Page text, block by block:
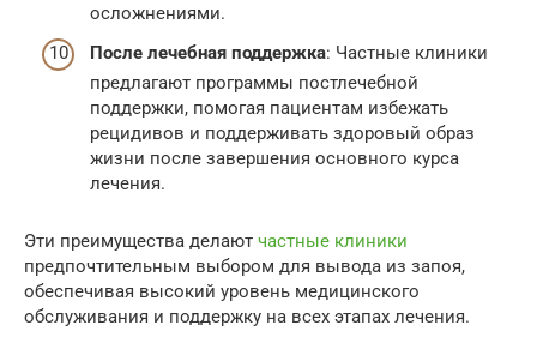
осложнениями.
После лечебная поддержка: Частные клиники
предлагают программы постлечебной
поддержки, помогая пациентам избежать
рецидивов и поддерживать здоровый образ
жизни после завершения основного курса
лечения.
Эти преимущества делают частные клиники
предпочтительным выбором для вывода из запоя,
обеспечивая высокий уровень медицинского
обслуживания и поддержку на всех этапах лечения.